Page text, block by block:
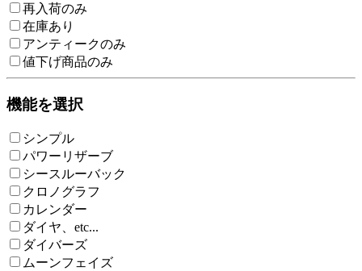
再入荷のみ
在庫あり
アンティークのみ
値下げ商品のみ
機能を選択
シンプル
パワーリザーブ
シースルーバック
クロノグラフ
カレンダー
ダイヤ、etc...
ダイバーズ
ムーンフェイズ